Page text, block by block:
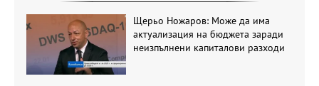
Щерьо Ножаров: Може да има
актуализация на бюджета заради
неизпълнени капиталови разходи